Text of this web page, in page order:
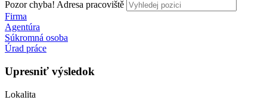
Pozor chyba! Adresa pracoviště
Firma
Agentúra
Súkromná osoba
Úrad práce
Upresniť výsledok
Lokalita